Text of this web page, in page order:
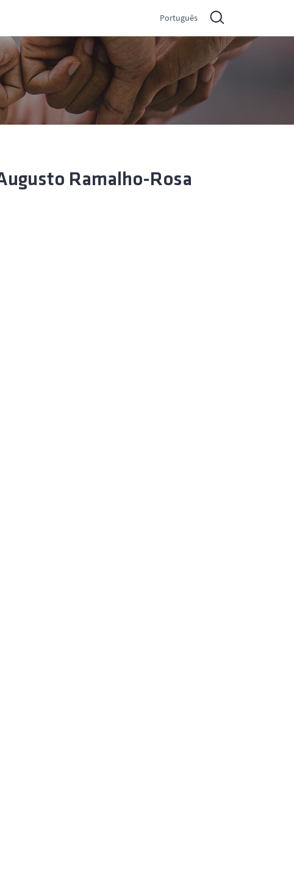
Português
Ramalho-Rosa